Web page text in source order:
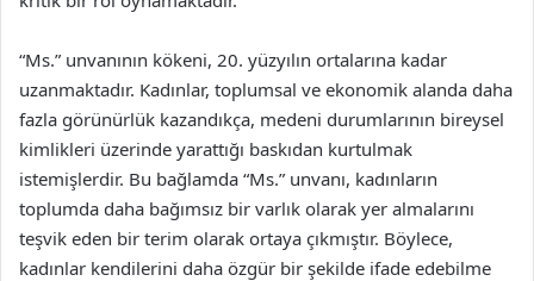
“Ms.” unvanının kökeni, 20. yüzyılın ortalarına kadar
uzanmaktadır. Kadınlar, toplumsal ve ekonomik alanda daha
fazla görünürlük kazandıkça, medeni durumlarının bireysel
kimlikleri üzerinde yarattığı baskıdan kurtulmak
istemişlerdir. Bu bağlamda “Ms.” unvanı, kadınların
toplumda daha bağımsız bir varlık olarak yer almalarını
teşvik eden bir terim olarak ortaya çıkmıştır. Böylece,
kadınlar kendilerini daha özgür bir şekilde ifade edebilme